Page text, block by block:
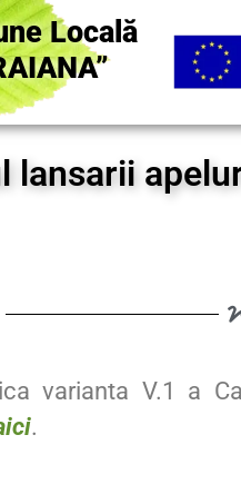
Locală
lansarii
varianta V.1 a
.